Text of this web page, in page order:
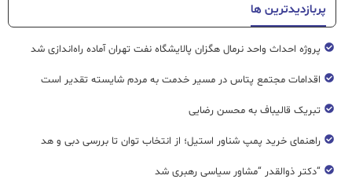
پربازدیدترین ها
پروژه احداث واحد نرمال هگزان پالایشگاه نفت تهران آماده راه‌اندازی شد
اقدامات مجتمع پتاس در مسیر خدمت به مردم شایسته تقدیر است
تبریک قالیباف به محسن رضایی
راهنمای خرید پمپ شناور استیل؛ از انتخاب توان تا بررسی دبی و هد
“دکتر ذوالقدر “مشاور سیاسی رهبری شد